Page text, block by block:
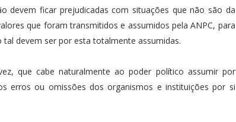
devem ficar prejudicadas com situações que não são da
que foram transmitidos e assumidos pela ANPC, para
devem ser por esta totalmente assumidas.
que cabe naturalmente ao poder político assumir por
erros ou omissões dos organismos e instituições por si